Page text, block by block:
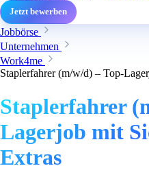
Jetzt bewerben
Jobbörse
Unternehmen
Work4me
Staplerfahrer (m/w/d) – Top-
Staplerfahrer
Lagerjob mit
Extras